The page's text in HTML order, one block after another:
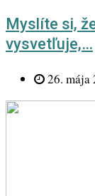
Myslíte si,
vysvetľuje,…
26. mája